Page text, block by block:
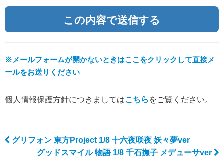
※メールフォームが開かないときはここをクリックして直接メ
ールをお送りください
個人情報保護方針につきましてはこちら をご覧ください。
Post navigation
グリフォン 東方Project 1/8 十六夜咲夜 妖々夢ver
グッドスマイル 物語 1/8 千石撫子 メデューサver